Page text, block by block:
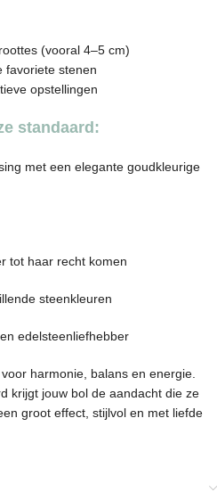
(vooral 4–5 cm)
favoriete stenen
opstellingen
standaard:
met een elegante goudkleurige
tot haar recht komen
steenkleuren
edelsteenliefhebber
harmonie, balans en energie.
krijgt jouw bol de aandacht die ze
groot effect, stijlvol en met liefde